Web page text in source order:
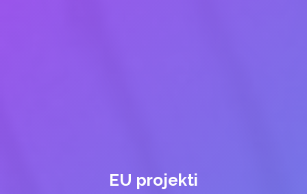
EU projekti